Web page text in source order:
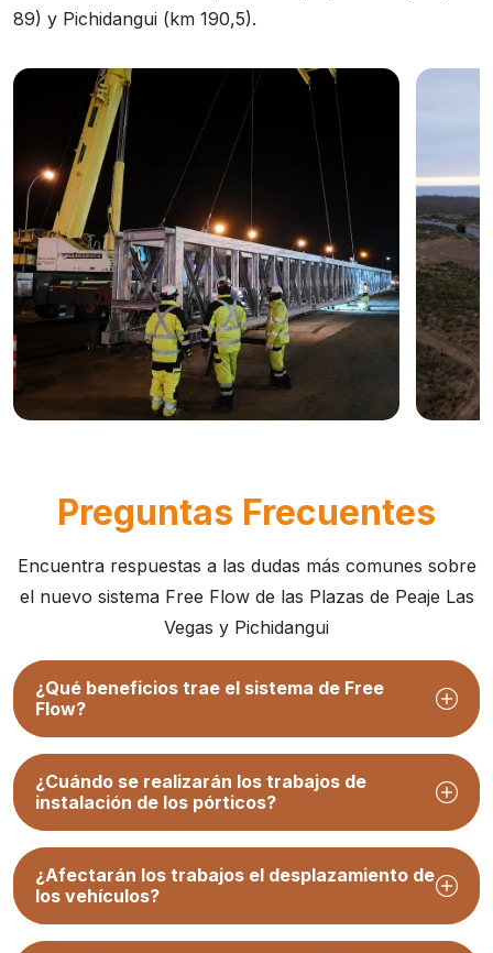
89) y Pichidangui (km 190,5).
proyecto que permitirá extender el sistema de
Publicado: 25/06/2026
Preguntas Frecuentes
Encuentra respuestas a las dudas más comunes sobre
el nuevo sistema Free Flow de las Plazas de Peaje Las
Vegas y Pichidangui
¿Qué beneficios trae el sistema de Free
Flow?
¿Cuándo se realizarán los trabajos de
instalación de los pórticos?
¿Afectarán los trabajos el desplazamiento de
los vehículos?